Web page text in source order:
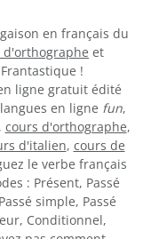
en français du
d'orthographe et
!
ligne gratuit édité
en ligne fun,
, cours d'orthographe,
d'italien, cours de
le verbe français
: Présent, Passé
simple, Passé
Conditionnel,